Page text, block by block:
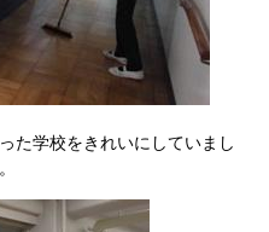
た学校をきれいにしていまし